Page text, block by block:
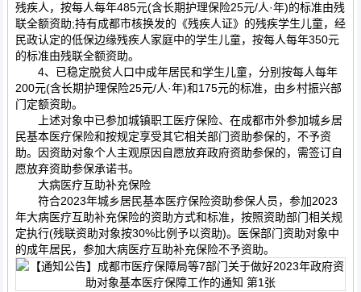
残疾人，按每人每年485元(含长期护理保险25元/人·年)的标准由残
联全额资助;持有成都市核换发的《残疾人证》的残疾学生儿童，经
民政认定的低保边缘残疾人家庭中的学生儿童，按每人每年350元
的标准由残联全额资助。
4、已稳定脱贫人口中成年居民和学生儿童，分别按每人每年
200元(含长期护理保险25元/人·年)和175元的标准，由乡村振兴部
门定额资助。
上述对象中已参加城镇职工医疗保险、在成都市外参加城乡居
民基本医疗保险和按规定享受其它相关部门资助参保的，不予资
助。因资助对象个人主观原因自愿放弃政府资助参保的，需签订自
愿放弃资助参保承诺书。
大病医疗互助补充保险
符合2023年城乡居民基本医疗保险资助参保人员，参加2023
年大病医疗互助补充保险的资助方式和标准，按照资助部门相关规
定执行(残联资助对象按30%比例予以资助)。医保部门资助对象中
的成年居民，参加大病医疗互助补充保险不予资助。